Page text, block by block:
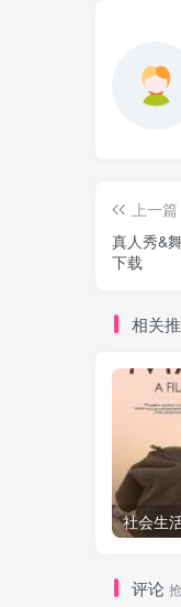
上一篇
真人秀&
下载
相关
评论